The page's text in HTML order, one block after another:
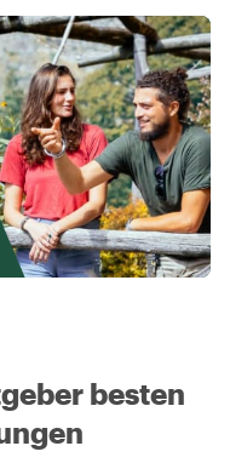
besten